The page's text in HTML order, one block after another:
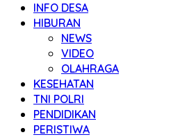
INFO DESA
HIBURAN
NEWS
VIDEO
OLAHRAGA
KESEHATAN
TNI POLRI
PENDIDIKAN
PERISTIWA